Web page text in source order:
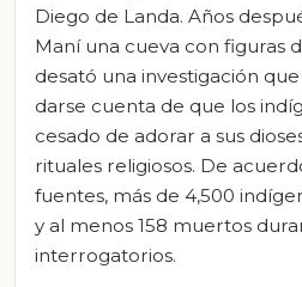
Diego de Landa. Años
Maní una cueva con figuras
desató una investigación
darse cuenta de que los
cesado de adorar a sus
rituales religiosos. De
fuentes, más de 4,500
y al menos 158 muertos
interrogatorios.